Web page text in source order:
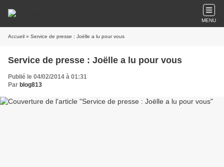
MENU
Accueil » Service de presse : Joëlle a lu pour vous
Service de presse : Joëlle a lu pour vous
Publié le 04/02/2014 à 01:31
Par blog813